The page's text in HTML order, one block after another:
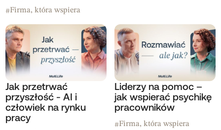
#Firma, która wspiera
Jak przetrwać
przyszłość - AI i
człowiek na rynku
pracy
Liderzy na pomoc –
jak wspierać psychikę
pracowników
#Firma, która wspiera